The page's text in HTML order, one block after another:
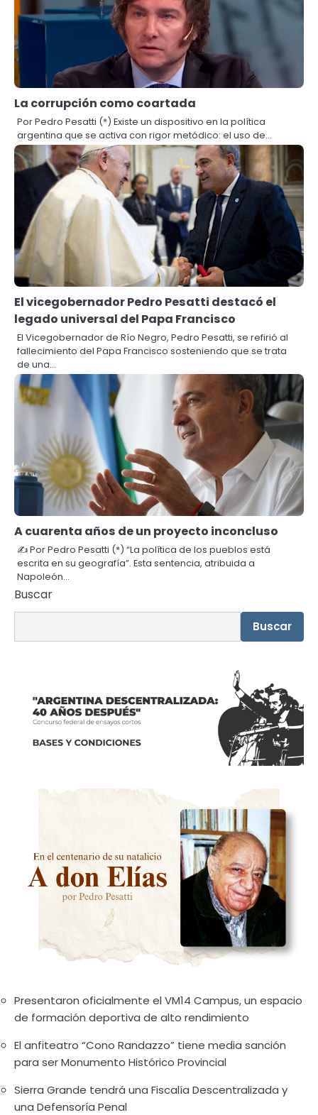
La corrupción como coartada
Por Pedro Pesatti (*) Existe un dispositivo en la política
argentina que se activa con rigor metódico: el uso de…
El vicegobernador Pedro Pesatti destacó el
legado universal del Papa Francisco
El Vicegobernador de Río Negro, Pedro Pesatti, se refirió al
fallecimiento del Papa Francisco sosteniendo que se trata
de una…
A cuarenta años de un proyecto inconcluso
✍️ Por Pedro Pesatti (*) “La política de los pueblos está
escrita en su geografía”. Esta sentencia, atribuida a
Napoleón…
Buscar
Buscar
Presentaron oficialmente el VM14 Campus, un espacio
de formación deportiva de alto rendimiento
El anfiteatro “Cono Randazzo” tiene media sanción
para ser Monumento Histórico Provincial
Sierra Grande tendrá una Fiscalía Descentralizada y
una Defensoría Penal